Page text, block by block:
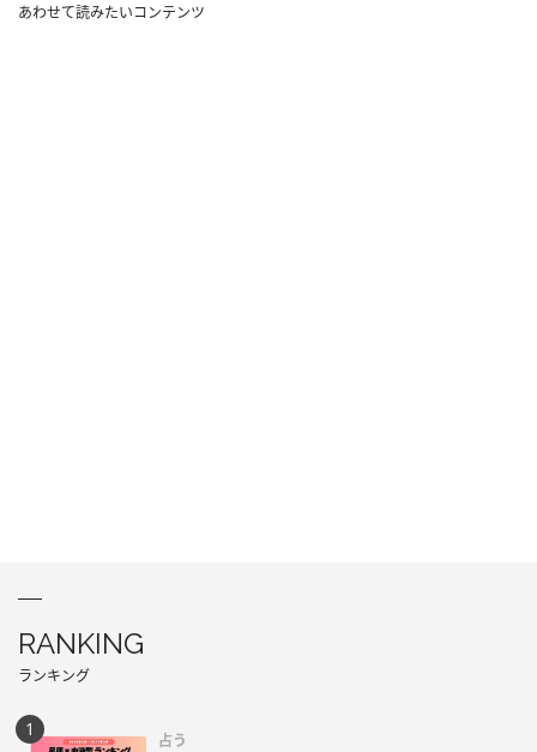
あわせて読みたいコンテンツ
RANKING
ランキング
占う